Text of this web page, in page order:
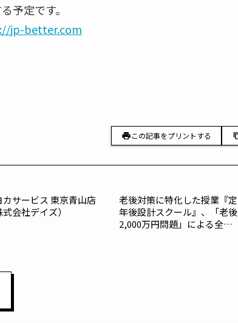
予定です。
jp-better.com
この記事をプリントする
カサービス 東京青山店
式会社デイズ）
老後対策に特化した授業『定
年後設計スクール』、「老後
2,000万円問題」による全国